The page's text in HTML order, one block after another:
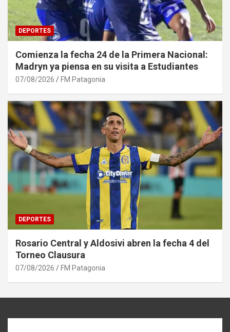
DEPORTES
Comienza la fecha 24 de la Primera Nacional:
Madryn ya piensa en su visita a Estudiantes
07/08/2026 FM Patagonia
DEPORTES
Rosario Central y Aldosivi abren la fecha 4 del
Torneo Clausura
07/08/2026 FM Patagonia